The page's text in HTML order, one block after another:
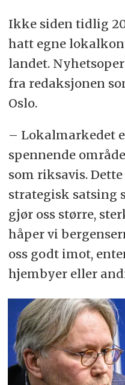
Ikke siden tidlig
hatt egne
landet.
fra redaksjonen
Oslo.
– Lokalmarkedet
spennende
som riksavis.
strategisk satsing
gjør oss større,
håper vi
oss godt imot,
hjembyer eller